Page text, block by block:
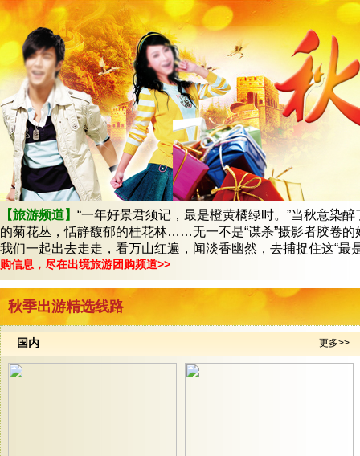
【旅游频道】 “一年好景君须记，最是橙黄橘绿时。”当秋意染
的菊花丛，恬静馥郁的桂花林……无一不是“谋杀”摄影者胶卷
我们一起出去走走，看万山红遍，闻淡香幽然
购信息，尽在出境旅游团购频道>>
秋季出游精选线路
国内 更多>>